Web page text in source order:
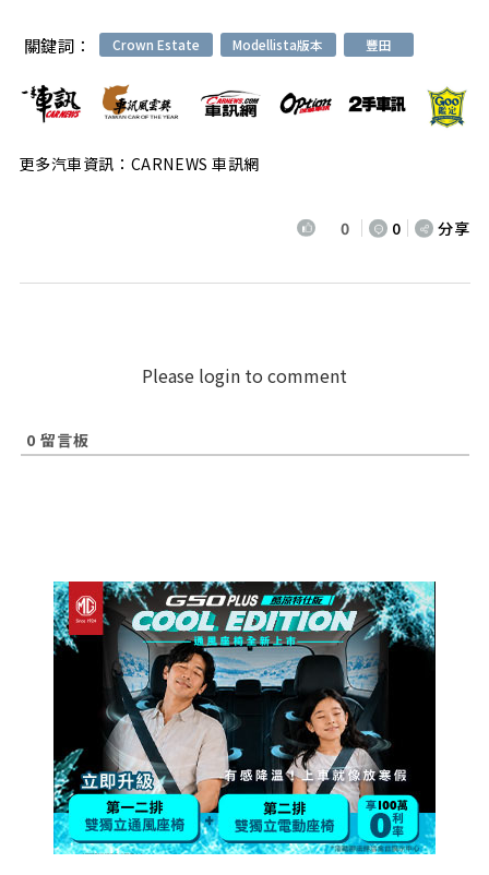
關鍵詞： Crown Estate Modellista版本 豐田
更多汽車資訊：CARNEWS 車訊網
0 0 分享
Please login to comment
0 留言板